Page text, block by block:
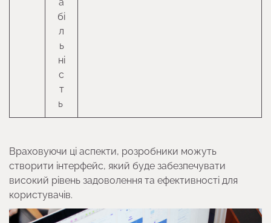
бі
л
ь
ні
с
т
ь
Враховуючи ці аспекти, розробники можуть
створити інтерфейс, який буде забезпечувати
високий рівень задоволення та ефективності для
користувачів.